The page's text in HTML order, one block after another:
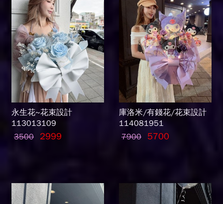
永生花~花束設計
113013109
3500
2999
庫洛米/有錢花/花束設計
114081951
7900
5700